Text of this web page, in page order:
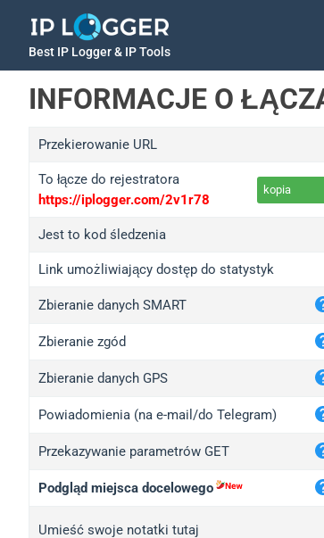
Best IP Logger & IP Tools
INFORMACJE O
Przekierowanie URL
To łącze do rejestratora
https://iplogger.com/2v1r78
kopia
Jest to kod śledzenia
Link umożliwiający dostęp do statystyk
Zbieranie danych SMART
Zbieranie zgód
Zbieranie danych GPS
Powiadomienia (na e-mail/do Telegram)
Przekazywanie parametrów GET
Podgląd miejsca docelowego
Umieść swoje notatki tutaj